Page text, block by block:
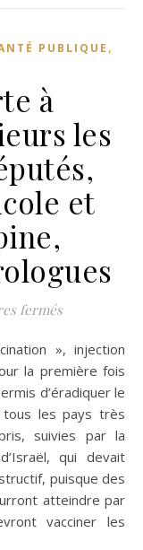
PUBLIQUE ,
à
les
et
ferméssur Lettre
la première fois
d’éradiquer le
tous les pays très
suivies par la
qui devait
puisque des
atteindre par
vacciner les